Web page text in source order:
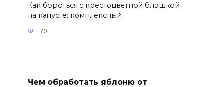
Как бороться с крестоцветной блошкой
на капусте: комплексный
170
Чем обработать яблоню от